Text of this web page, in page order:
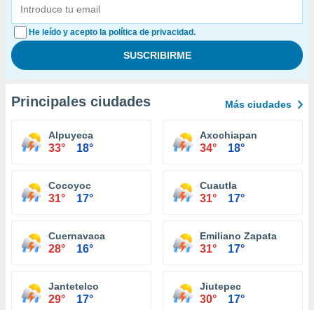
He leído y acepto la política de privacidad.
Principales ciudades Más ciudades
Alpuyeca
33° 18°
Axochiapan
34° 18°
Cocoyoc
31° 17°
Cuautla
31° 17°
Cuernavaca
28° 16°
Emiliano Zapata
31° 17°
Jantetelco
29° 17°
Jiutepec
30° 17°